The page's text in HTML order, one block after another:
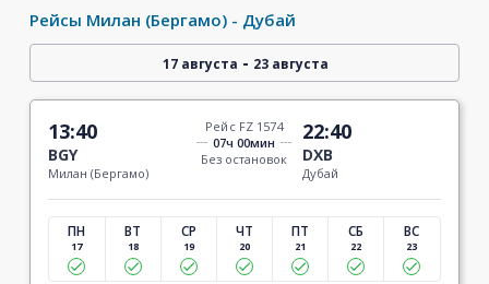
Рейсы Милан (Бергамо) - Дубай
17 августа - 23 августа
13:40
BGY
Милан (Бергамо)
Рейс FZ 1574
07ч 00мин
Без остановок
22:40
DXB
Дубай
ПН
17
ВТ
18
СР
19
ЧТ
20
ПТ
21
СБ
22
ВС
23